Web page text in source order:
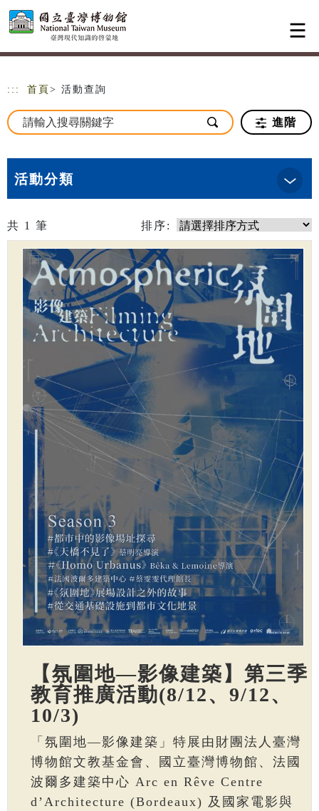
跳到主要內容
網站導覽
::: 首頁 > 活動查詢
進階
活動分類
共 1 筆 排序:
【氛圍地—影像建築】第三季
教育推廣活動(8/12、9/12、
10/3)
「氛圍地—影像建築」特展由財團法人臺灣
博物館文教基金會、國立臺灣博物館、法國
波爾多建築中心 Arc en Rêve Centre
d’Architecture (Bordeaux) 及國家電影與